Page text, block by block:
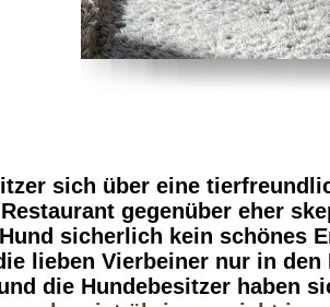
sich über eine
gegenüber eher
sicherlich kein schönes
lieben Vierbeiner nur in
die Hundebesitzer haben